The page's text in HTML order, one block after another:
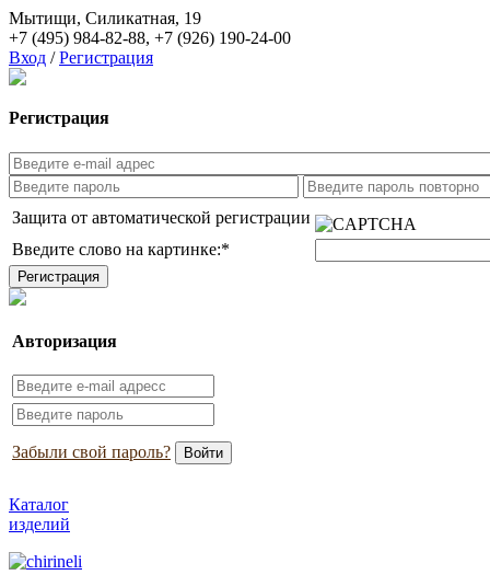
Мытищи, Силикатная, 19
+7 (495) 984-82-88, +7 (926) 190-24-00
Вход / Регистрация
Регистрация
Защита от автоматической регистрации
Введите слово на картинке:*
Авторизация
Забыли свой пароль?
Каталог
изделий